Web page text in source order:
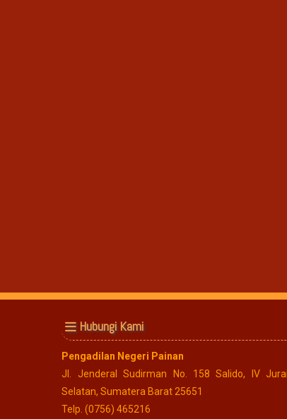
Hubungi Kami
Pengadilan Negeri Painan
Jl. Jenderal Sudirman No. 158 Salido, IV
Selatan, Sumatera Barat 25651
Telp. (0756) 465216